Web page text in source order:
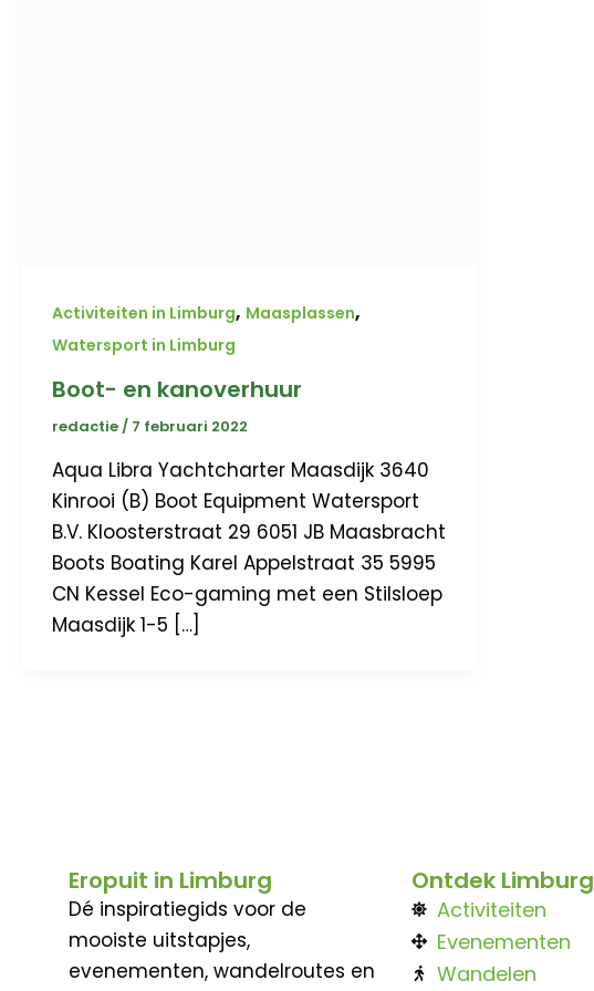
Activiteiten in Limburg, Maasplassen,
Watersport in Limburg
Boot- en kanoverhuur
redactie/ 7 februari 2022
Aqua Libra Yachtcharter Maasdijk 3640
Kinrooi (B) Boot Equipment Watersport
B.V. Kloosterstraat 29 6051 JB Maasbracht
Boots Boating Karel Appelstraat 35 5995
CN Kessel Eco-gaming met een Stilsloep
Maasdijk 1-5 […]
Eropuit in Limburg
Dé inspiratiegids voor de
mooiste uitstapjes,
evenementen, wandelroutes en
Ontdek Limburg
Activiteiten
Evenementen
Wandelen